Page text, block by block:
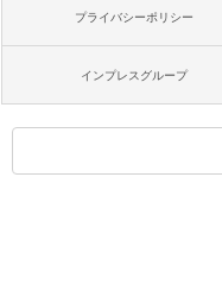
プライバシーポリシー
インプレスグループ